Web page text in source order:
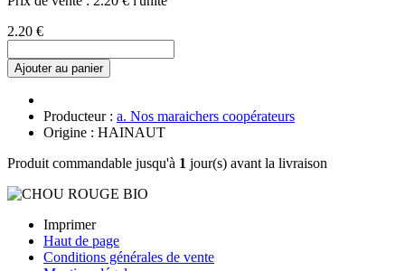
2.20 €
Ajouter au panier
Producteur : a. Nos maraichers coopérateurs
Origine : HAINAUT
Produit commandable jusqu'à 1 jour(s) avant la livraison
Imprimer
Haut de page
Conditions générales de vente